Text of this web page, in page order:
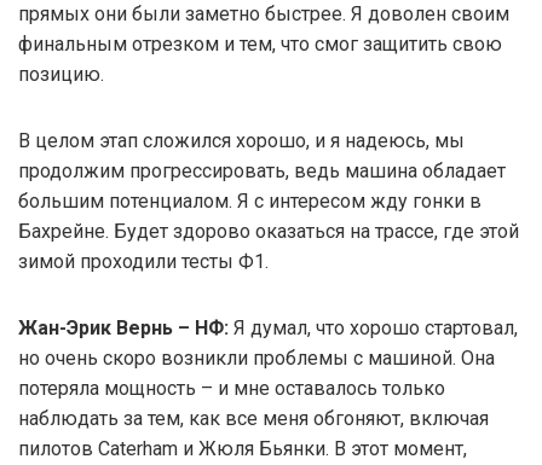
прямых они были заметно быстрее. Я доволен своим
финальным отрезком и тем, что смог защитить свою
позицию.
В целом этап сложился хорошо, и я надеюсь, мы
продолжим прогрессировать, ведь машина обладает
большим потенциалом. Я с интересом жду гонки в
Бахрейне. Будет здорово оказаться на трассе, где этой
зимой проходили тесты Ф1.
Жан-Эрик Вернь – НФ: Я думал, что хорошо стартовал,
но очень скоро возникли проблемы с машиной. Она
потеряла мощность – и мне оставалось только
наблюдать за тем, как все меня обгоняют, включая
пилотов Caterham и Жюля Бьянки. В этот момент,